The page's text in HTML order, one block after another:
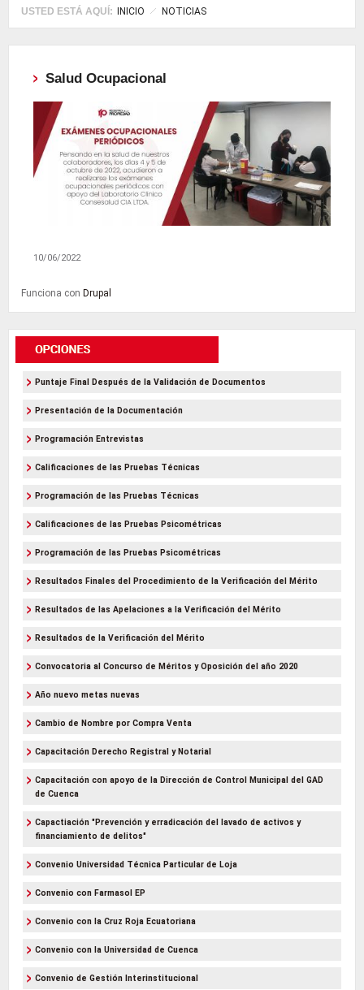
USTED ESTÁ AQUÍ: INICIO NOTICIAS
Salud Ocupacional
10/06/2022
Funciona con Drupal
Puntaje Final Después de la Validación de Documentos
Presentación de la Documentación
Programación Entrevistas
Calificaciones de las Pruebas Técnicas
Programación de las Pruebas Técnicas
Calificaciones de las Pruebas Psicométricas
Programación de las Pruebas Psicométricas
Resultados Finales del Procedimiento de la Verificación del Mérito
Resultados de las Apelaciones a la Verificación del Mérito
Resultados de la Verificación del Mérito
Convocatoria al Concurso de Méritos y Oposición del año 2020
Año nuevo metas nuevas
Cambio de Nombre por Compra Venta
Capacitación Derecho Registral y Notarial
Capacitación con apoyo de la Dirección de Control Municipal del GAD
de Cuenca
Capactiación "Prevención y erradicación del lavado de activos y
financiamiento de delitos"
Convenio Universidad Técnica Particular de Loja
Convenio con Farmasol EP
Convenio con la Cruz Roja Ecuatoriana
Convenio con la Universidad de Cuenca
Convenio de Gestión Interinstitucional